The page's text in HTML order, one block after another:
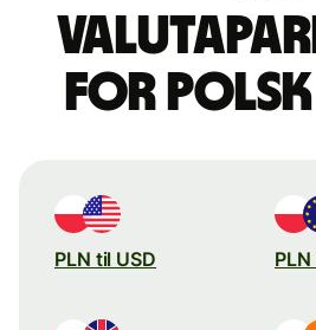
for
PLN til USD